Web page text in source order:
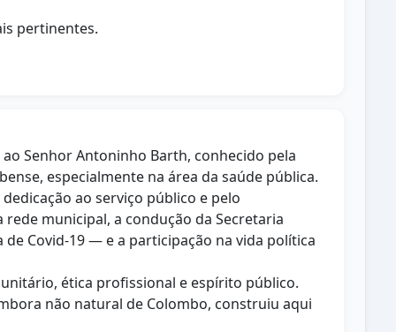
pertinentes.
Senhor Antoninho Barth, conhecido pela
especialmente na área da saúde pública.
ao serviço público e pelo
municipal, a condução da Secretaria
Covid-19 — e a participação na vida política
ética profissional e espírito público.
não natural de Colombo, construiu aqui